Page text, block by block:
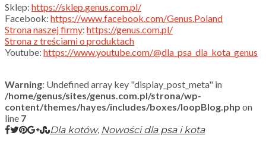
Sklep: https://sklep.genus.com.pl/
Facebook: https://www.facebook.com/Genus.Poland
Strona naszej firmy: https://genus.com.pl/
Strona z treściami o produktach
Youtube: https://www.youtube.com/@dla_psa_dla_kota_genus
Warning: Undefined array key "display_post_meta" in
/home/genus/sites/genus.com.pl/strona/wp-
content/themes/hayes/includes/boxes/loopBlog.php on
line 7
Dla kotów, Nowości dla psa i kota